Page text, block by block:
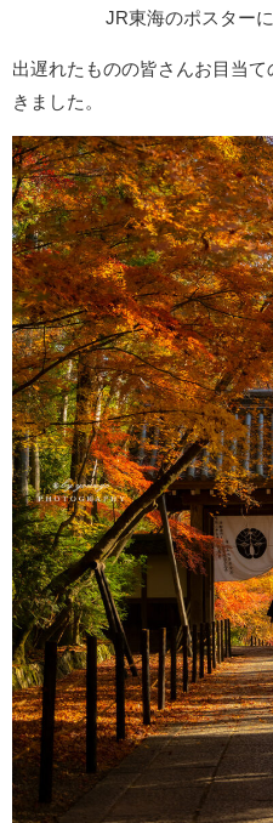
JR東海のポスター
出遅れたものの皆さんお目当
きました。